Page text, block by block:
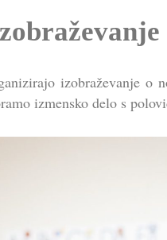
izobraževanje o
izmensko delo s